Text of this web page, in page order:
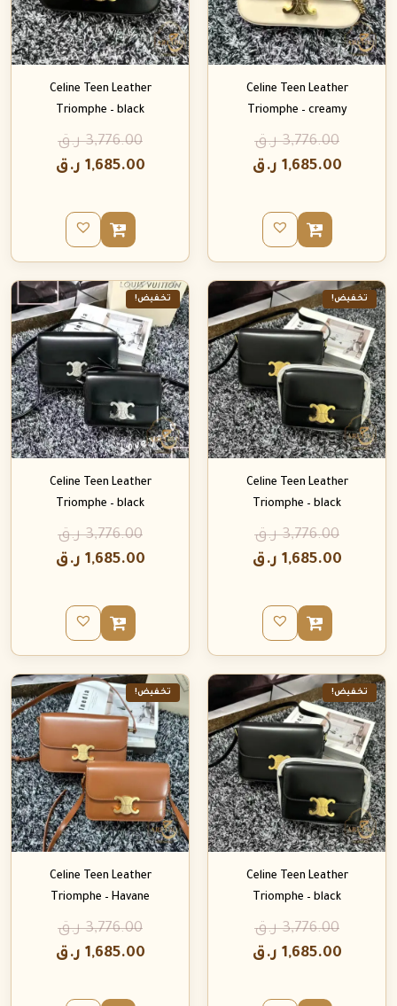
Celine Teen Leather
Triomphe – creamy
3,776.00 ر.ق
1,685.00 ر.ق
Celine Teen Leather
Triomphe – black
3,776.00 ر.ق
1,685.00 ر.ق
تخفيض!
Celine Teen Leather
Triomphe – black
3,776.00 ر.ق
1,685.00 ر.ق
تخفيض!
Celine Teen Leather
Triomphe – black
3,776.00 ر.ق
1,685.00 ر.ق
تخفيض!
Celine Teen Leather
Triomphe – black
3,776.00 ر.ق
1,685.00 ر.ق
تخفيض!
Celine Teen Leather
Triomphe – Havane
3,776.00 ر.ق
1,685.00 ر.ق